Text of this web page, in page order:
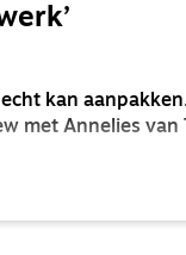
kan
met Annelies